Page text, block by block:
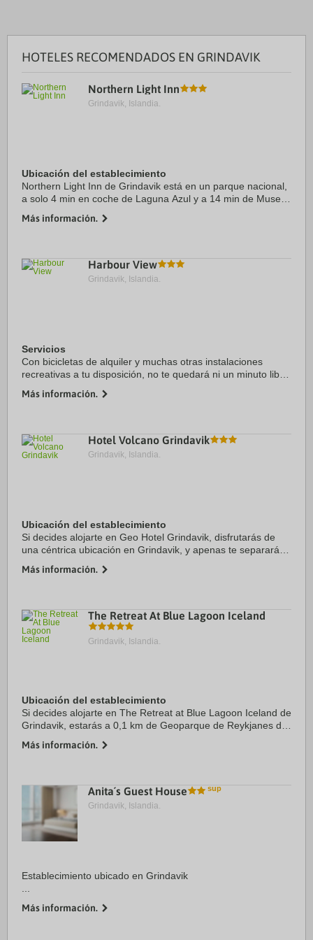
HOTELES RECOMENDADOS EN GRINDAVIK
Northern Light Inn
Grindavik, Islandia.
Ubicación del establecimiento
Northern Light Inn de Grindavik está en un parque nacional,
a solo 4 min en coche de Laguna Azul y a 14 min de Museo
se encuentra a 21 km de Fuentes ...
Más información.
Harbour View
Grindavik, Islandia.
Servicios
Con bicicletas de alquiler y muchas otras instalaciones
recreativas a tu disposición, no te quedará ni un minuto libre.
contemplar el paisaje. Otros servicios de esta ...
Más información.
Hotel Volcano Grindavik
Grindavik, Islandia.
Ubicación del establecimiento
Si decides alojarte en Geo Hotel Grindavik, disfrutarás de
una céntrica ubicación en Grindavik, y apenas te separarán
volcánica de Brimketill. Además, ...
Más información.
The Retreat At Blue Lagoon Iceland
Grindavik, Islandia.
Ubicación del establecimiento
Si decides alojarte en The Retreat at Blue Lagoon Iceland de
Grindavik, estarás a 0,1 km de Geoparque de Reykjanes de
volcánica de Brimketill. ...
Más información.
Anita´s Guest House
Grindavik, Islandia.
Establecimiento ubicado en Grindavik
Más información.